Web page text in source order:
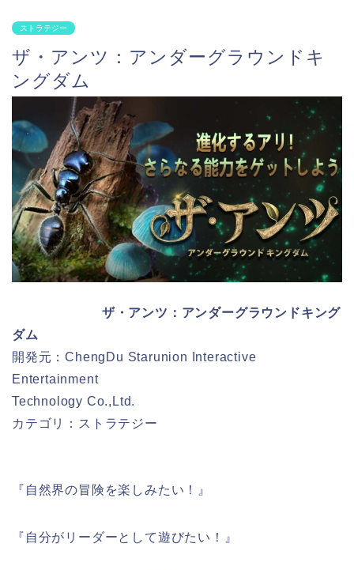
ストラテジー
ザ・アンツ：アンダーグラウンドキ
ングダム
ザ・アンツ：アンダーグラウンドキング
ダム
開発元：ChengDu Starunion Interactive
Entertainment
Technology Co.,Ltd.
カテゴリ：ストラテジー
『自然界の冒険を楽しみたい！』
『自分がリーダーとして遊びたい！』